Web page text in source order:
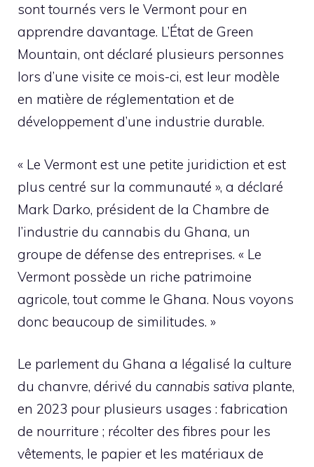
sont tournés vers le Vermont pour en
apprendre davantage. L’État de Green
Mountain, ont déclaré plusieurs personnes
lors d’une visite ce mois-ci, est leur modèle
en matière de réglementation et de
développement d’une industrie durable.
« Le Vermont est une petite juridiction et est
plus centré sur la communauté », a déclaré
Mark Darko, président de la Chambre de
l’industrie du cannabis du Ghana, un
groupe de défense des entreprises. « Le
Vermont possède un riche patrimoine
agricole, tout comme le Ghana. Nous voyons
donc beaucoup de similitudes. »
Le parlement du Ghana a légalisé la culture
du chanvre, dérivé du cannabis sativa plante,
en 2023 pour plusieurs usages : fabrication
de nourriture ; récolter des fibres pour les
vêtements, le papier et les matériaux de